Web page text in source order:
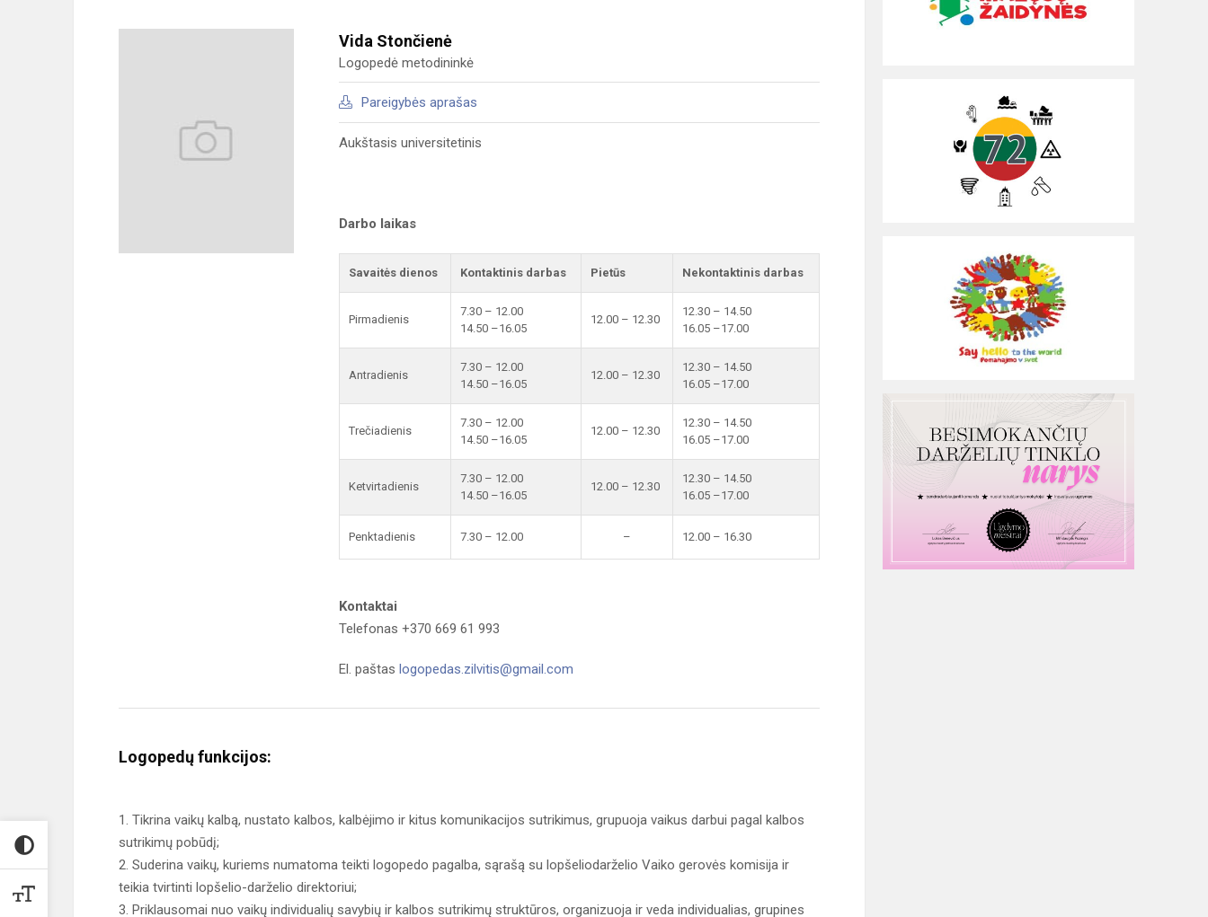
Vida Stončienė
Logopedė metodininkė
Pareigybės aprašas
Aukštasis universitetinis
Darbo laikas
Savaitės dienos Kontaktinis darbas Pietūs Nekontaktinis darbas
Pirmadienis
7.30 – 12.00
14.50 –16.05
12.00 – 12.30
12.30 – 14.50
16.05 –17.00
Antradienis
7.30 – 12.00
14.50 –16.05
12.00 – 12.30
12.30 – 14.50
16.05 –17.00
Trečiadienis
7.30 – 12.00
14.50 –16.05
12.00 – 12.30
12.30 – 14.50
16.05 –17.00
Ketvirtadienis
7.30 – 12.00
14.50 –16.05
12.00 – 12.30
12.30 – 14.50
16.05 –17.00
Penktadienis 7.30 – 12.00 – 12.00 – 16.30
Kontaktai
Telefonas +370 669 61 993
El. paštas logopedas.zilvitis@gmail.com
Logopedų funkcijos:
1. Tikrina vaikų kalbą, nustato kalbos, kalbėjimo ir kitus komunikacijos sutrikimus, grupuoja vaikus darbui pagal kalbos
sutrikimų pobūdį;
2. Suderina vaikų, kuriems numatoma teikti logopedo pagalba, sąrašą su lopšeliodarželio Vaiko gerovės komisija ir
teikia tvirtinti lopšelio-darželio direktoriui;
3. Priklausomai nuo vaikų individualių savybių ir kalbos sutrikimų struktūros, organizuoja ir veda individualias, grupines